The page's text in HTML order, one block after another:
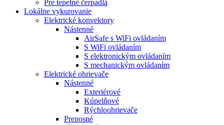
Pre tepelné čerpadlá
Lokálne vykurovanie
Elektrické konvektory
Nástenné
AirSafe s WiFi ovládaním
S WiFi ovládaním
S elektronickým ovládaním
S mechanickým ovládaním
Elektrické ohrievače
Nástenné
Exteriérové
Kúpelňové
Rýchloohrievače
Prenosné